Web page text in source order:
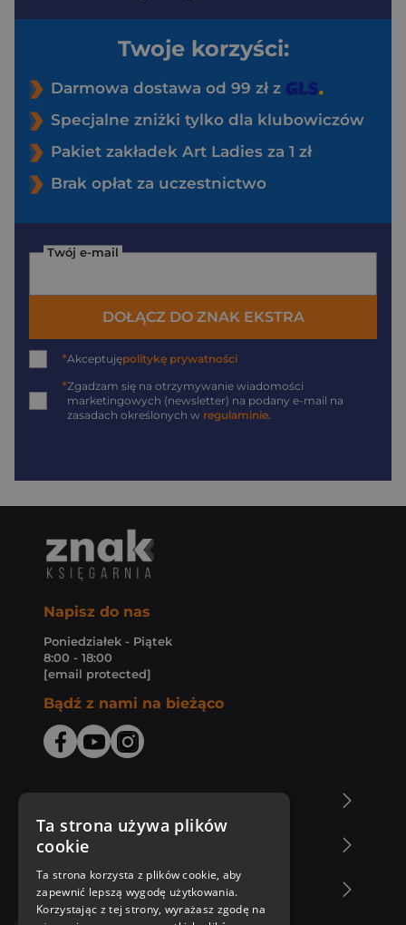
Twoje korzyści:
Darmowa dostawa od 99 zł z
Specjalne zniżki tylko dla klubowiczów
Pakiet zakładek Art Ladies za 1 zł
Brak opłat za uczestnictwo
Twój e-mail
DOŁĄCZ DO ZNAK EKSTRA
*Akceptujępolitykę prywatności
*Zgadzam się na otrzymywanie wiadomości
marketingowych (newsletter) na podany e-mail na
zasadach określonych w regulaminie
Napisz do nas
Poniedziałek - Piątek
8:00 - 18:00
[email protected]
Bądź z nami na bieżąco
Zakupy u nas
Nasza oferta
Ta strona używa plików
cookie
Ta strona korzysta z plików cookie, aby
zapewnić lepszą wygodę użytkowania.
Korzystając z tej strony, wyrażasz zgodę na